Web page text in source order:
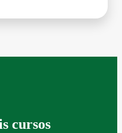
cursos